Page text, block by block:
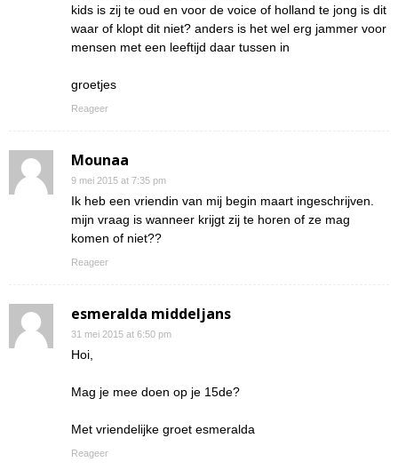
kids is zij te oud en voor de voice of holland te jong is dit
waar of klopt dit niet? anders is het wel erg jammer voor
mensen met een leeftijd daar tussen in
groetjes
Reageer
Mounaa
9 mei 2015 at 7:35 pm
Ik heb een vriendin van mij begin maart ingeschrijven.
mijn vraag is wanneer krijgt zij te horen of ze mag
komen of niet??
Reageer
esmeralda middeljans
31 mei 2015 at 6:50 pm
Hoi,
Mag je mee doen op je 15de?
Met vriendelijke groet esmeralda
Reageer